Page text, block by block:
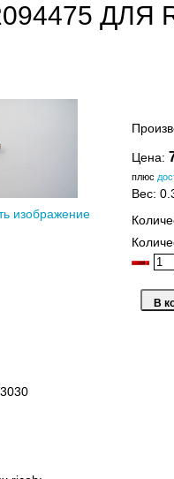
ДЛЯ
изображение
Цена:
плюс
Вес: